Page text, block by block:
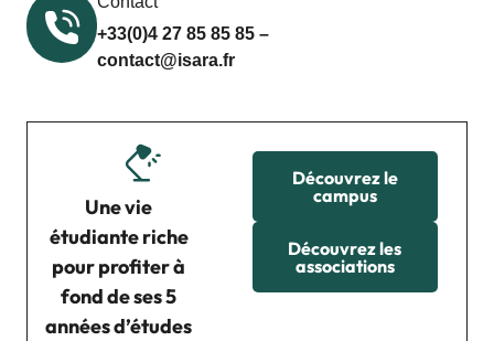
+33(0)4 27 85 85 85 –
contact@isara.fr
Une vie
étudiante riche
pour profiter à
fond de ses 5
années d’études
Découvrez le
campus
Découvrez les
associations